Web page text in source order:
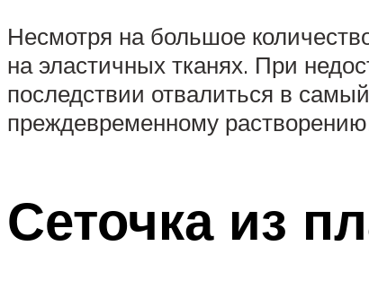
Несмотря на большое
на эластичных тканях. При
последствии отвалиться в
преждевременному
Сеточка из